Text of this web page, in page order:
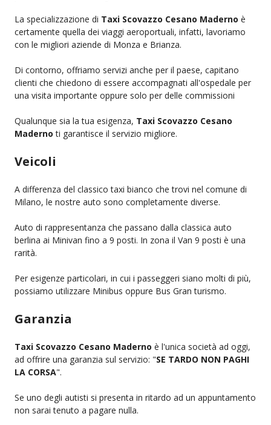
La specializzazione di Taxi Scovazzo Cesano Maderno è
certamente quella dei viaggi aeroportuali, infatti, lavoriamo
con le migliori aziende di Monza e Brianza.
Di contorno, offriamo servizi anche per il paese, capitano
clienti che chiedono di essere accompagnati all'ospedale per
una visita importante oppure solo per delle commissioni
Qualunque sia la tua esigenza, Taxi Scovazzo Cesano
Maderno ti garantisce il servizio migliore.
Veicoli
A differenza del classico taxi bianco che trovi nel comune di
Milano, le nostre auto sono completamente diverse.
Auto di rappresentanza che passano dalla classica auto
berlina ai Minivan fino a 9 posti. In zona il Van 9 posti è una
rarità.
Per esigenze particolari, in cui i passeggeri siano molti di più,
possiamo utilizzare Minibus oppure Bus Gran turismo.
Garanzia
Taxi Scovazzo Cesano Maderno è l'unica società ad oggi,
ad offrire una garanzia sul servizio: "SE TARDO NON PAGHI
LA CORSA".
Se uno degli autisti si presenta in ritardo ad un appuntamento
non sarai tenuto a pagare nulla.